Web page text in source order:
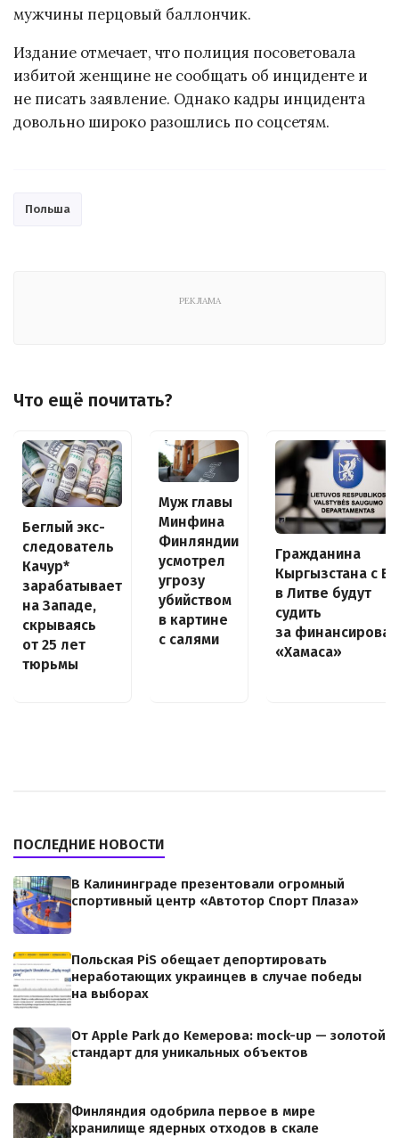
мужчины перцовый баллончик.
Издание отмечает, что полиция посоветовала
избитой женщине не сообщать об инциденте и
не писать заявление. Однако кадры инцидента
довольно широко разошлись по соцсетям.
Польша
РЕКЛАМА
Что ещё почитать?
Беглый экс-
следователь
Качур*
зарабатывает
на Западе,
скрываясь
от 25 лет
тюрьмы
Муж главы
Минфина
Финляндии
усмотрел
угрозу
убийством
в картине
с салями
Гражданина
Кыргызстана с
в Литве будут
судить
за
«Хамаса»
ПОСЛЕДНИЕ НОВОСТИ
В Калининграде презентовали огромный
спортивный центр «Автотор Спорт Плаза»
Польская PiS обещает депортировать
неработающих украинцев в случае победы
на выборах
От Apple Park до Кемерова: mock-up — золотой
стандарт для уникальных объектов
Финляндия одобрила первое в мире
хранилище ядерных отходов в скале